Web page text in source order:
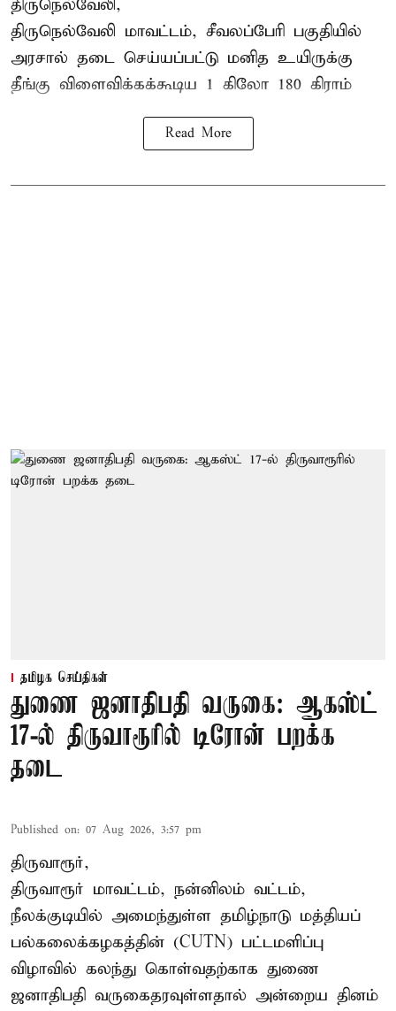
திருநெல்வேலி,
திருநெல்வேலி மாவட்டம், சீவலப்பேரி பகுதியில்
அரசால் தடை செய்யப்பட்டு மனித உயிருக்கு
தீங்கு விளைவிக்கக்கூடிய 1 கிலோ 180 கிராம்
Read More
தமிழக செய்திகள்
துணை ஜனாதிபதி வருகை: ஆகஸ்ட்
17-ல் திருவாரூரில் டிரோன் பறக்க
தடை
Published on: 07 Aug 2026, 3:57 pm
திருவாரூர்,
திருவாரூர் மாவட்டம், நன்னிலம் வட்டம்,
நீலக்குடியில் அமைந்துள்ள தமிழ்நாடு மத்தியப்
பல்கலைக்கழகத்தின் (CUTN) பட்டமளிப்பு
விழாவில் கலந்து கொள்வதற்காக துணை
ஜனாதிபதி வருகைதரவுள்ளதால் அன்றைய தினம்